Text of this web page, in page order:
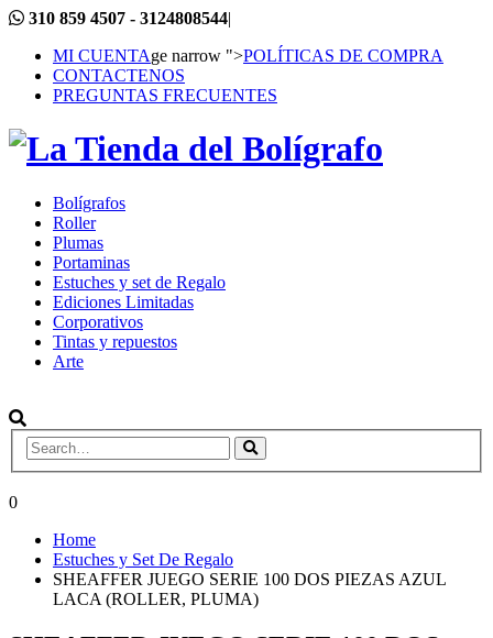
310 859 4507 - 3124808544|
MI CUENTAge narrow ">POLÍTICAS DE COMPRA
CONTACTENOS
PREGUNTAS FRECUENTES
Bolígrafos
Roller
Plumas
Portaminas
Estuches y set de Regalo
Ediciones Limitadas
Corporativos
Tintas y repuestos
Arte
0
Home
Estuches y Set De Regalo
SHEAFFER JUEGO SERIE 100 DOS PIEZAS AZUL
LACA (ROLLER, PLUMA)